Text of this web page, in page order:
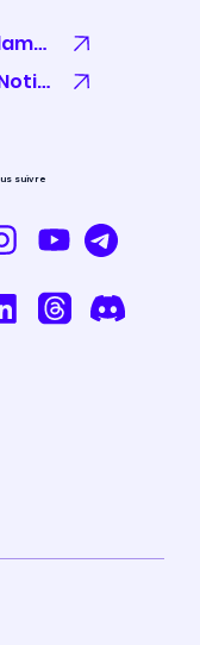
des Marchés
2024.
suivre
Masterclass sur l'Analyse Fondamentale
Journal de Trading (Template Notion)